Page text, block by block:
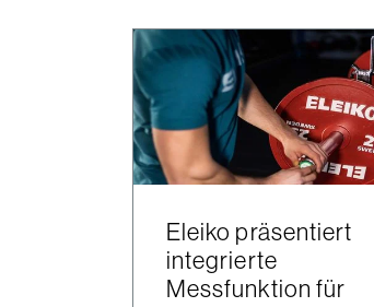
Eleiko präsentiert
integrierte
Messfunktion für